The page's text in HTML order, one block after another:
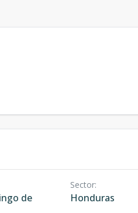
de
Sector:
Honduras